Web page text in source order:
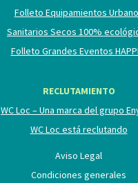
Folleto Equipamientos
Sanitarios Secos 100%
Folleto Grandes Eventos
RECLUTAMIENTO
WC Loc – Una marca del grupo
WC Loc está reclutando
Aviso Legal
Condiciones generales